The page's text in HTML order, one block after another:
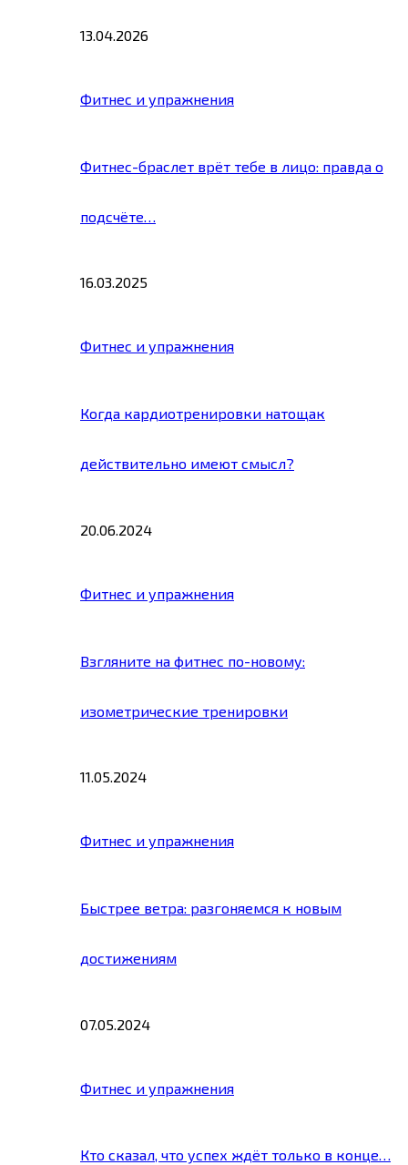
13.04.2026
Фитнес и упражнения
Фитнес-браслет врёт тебе в лицо: правда о
подсчёте…
16.03.2025
Фитнес и упражнения
Когда кардиотренировки натощак
действительно имеют смысл?
20.06.2024
Фитнес и упражнения
Взгляните на фитнес по-новому:
изометрические тренировки
11.05.2024
Фитнес и упражнения
Быстрее ветра: разгоняемся к новым
достижениям
07.05.2024
Фитнес и упражнения
Кто сказал, что успех ждёт только в конце…